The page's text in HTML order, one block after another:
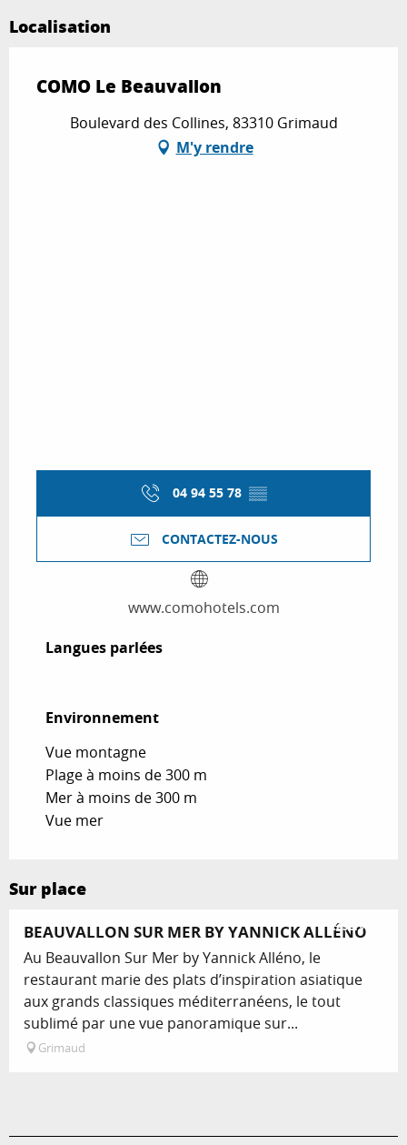
Localisation
COMO Le Beauvallon
Boulevard des Collines, 83310 Grimaud
M'y rendre
04 94 55 78 ▒▒
CONTACTEZ-NOUS
www.comohotels.com
Langues parlées
Langues parlées
Environnement
Environnement
Vue montagne
Plage à moins de 300 m
Mer à moins de 300 m
Vue mer
Sur place
BEAUVALLON SUR MER BY YANNICK ALLÉNO
Au Beauvallon Sur Mer by Yannick Alléno, le
restaurant marie des plats d’inspiration asiatique
aux grands classiques méditerranéens, le tout
sublimé par une vue panoramique sur...
Grimaud
Réservable